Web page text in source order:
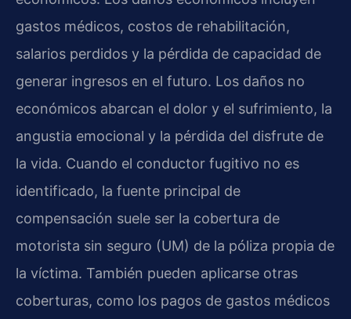
gastos médicos, costos de rehabilitación,
salarios perdidos y la pérdida de capacidad de
generar ingresos en el futuro. Los daños no
económicos abarcan el dolor y el sufrimiento, la
angustia emocional y la pérdida del disfrute de
la vida. Cuando el conductor fugitivo no es
identificado, la fuente principal de
compensación suele ser la cobertura de
motorista sin seguro (UM) de la póliza propia de
la víctima. También pueden aplicarse otras
coberturas, como los pagos de gastos médicos